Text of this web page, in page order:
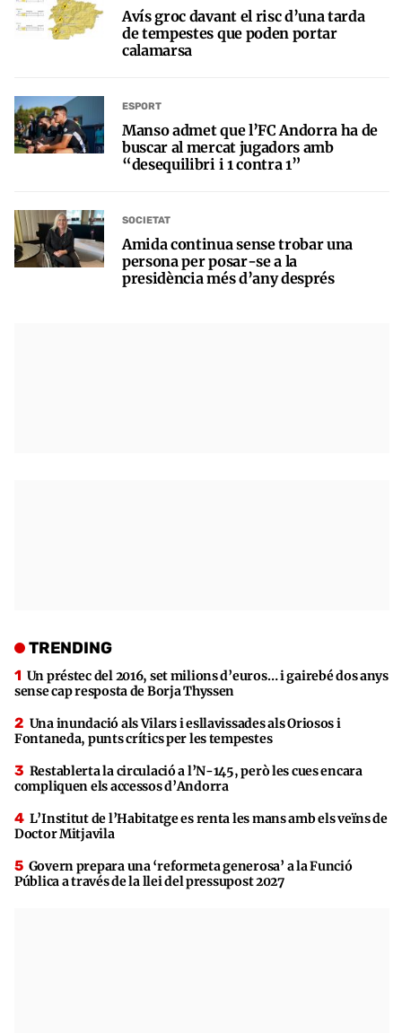
Avís groc davant el risc d’una tarda
de tempestes que poden portar
calamarsa
ESPORT
Manso admet que l’FC Andorra ha de
buscar al mercat jugadors amb
“desequilibri i 1 contra 1”
SOCIETAT
Amida continua sense trobar una
persona per posar-se a la
presidència més d’any després
TRENDING
Un préstec del 2016, set milions d’euros… i gairebé dos anys
sense cap resposta de Borja Thyssen
Una inundació als Vilars i esllavissades als Oriosos i
Fontaneda, punts crítics per les tempestes
Restablerta la circulació a l’N-145, però les cues encara
compliquen els accessos d’Andorra
L’Institut de l’Habitatge es renta les mans amb els veïns de
Doctor Mitjavila
Govern prepara una ‘reformeta generosa’ a la Funció
Pública a través de la llei del pressupost 2027